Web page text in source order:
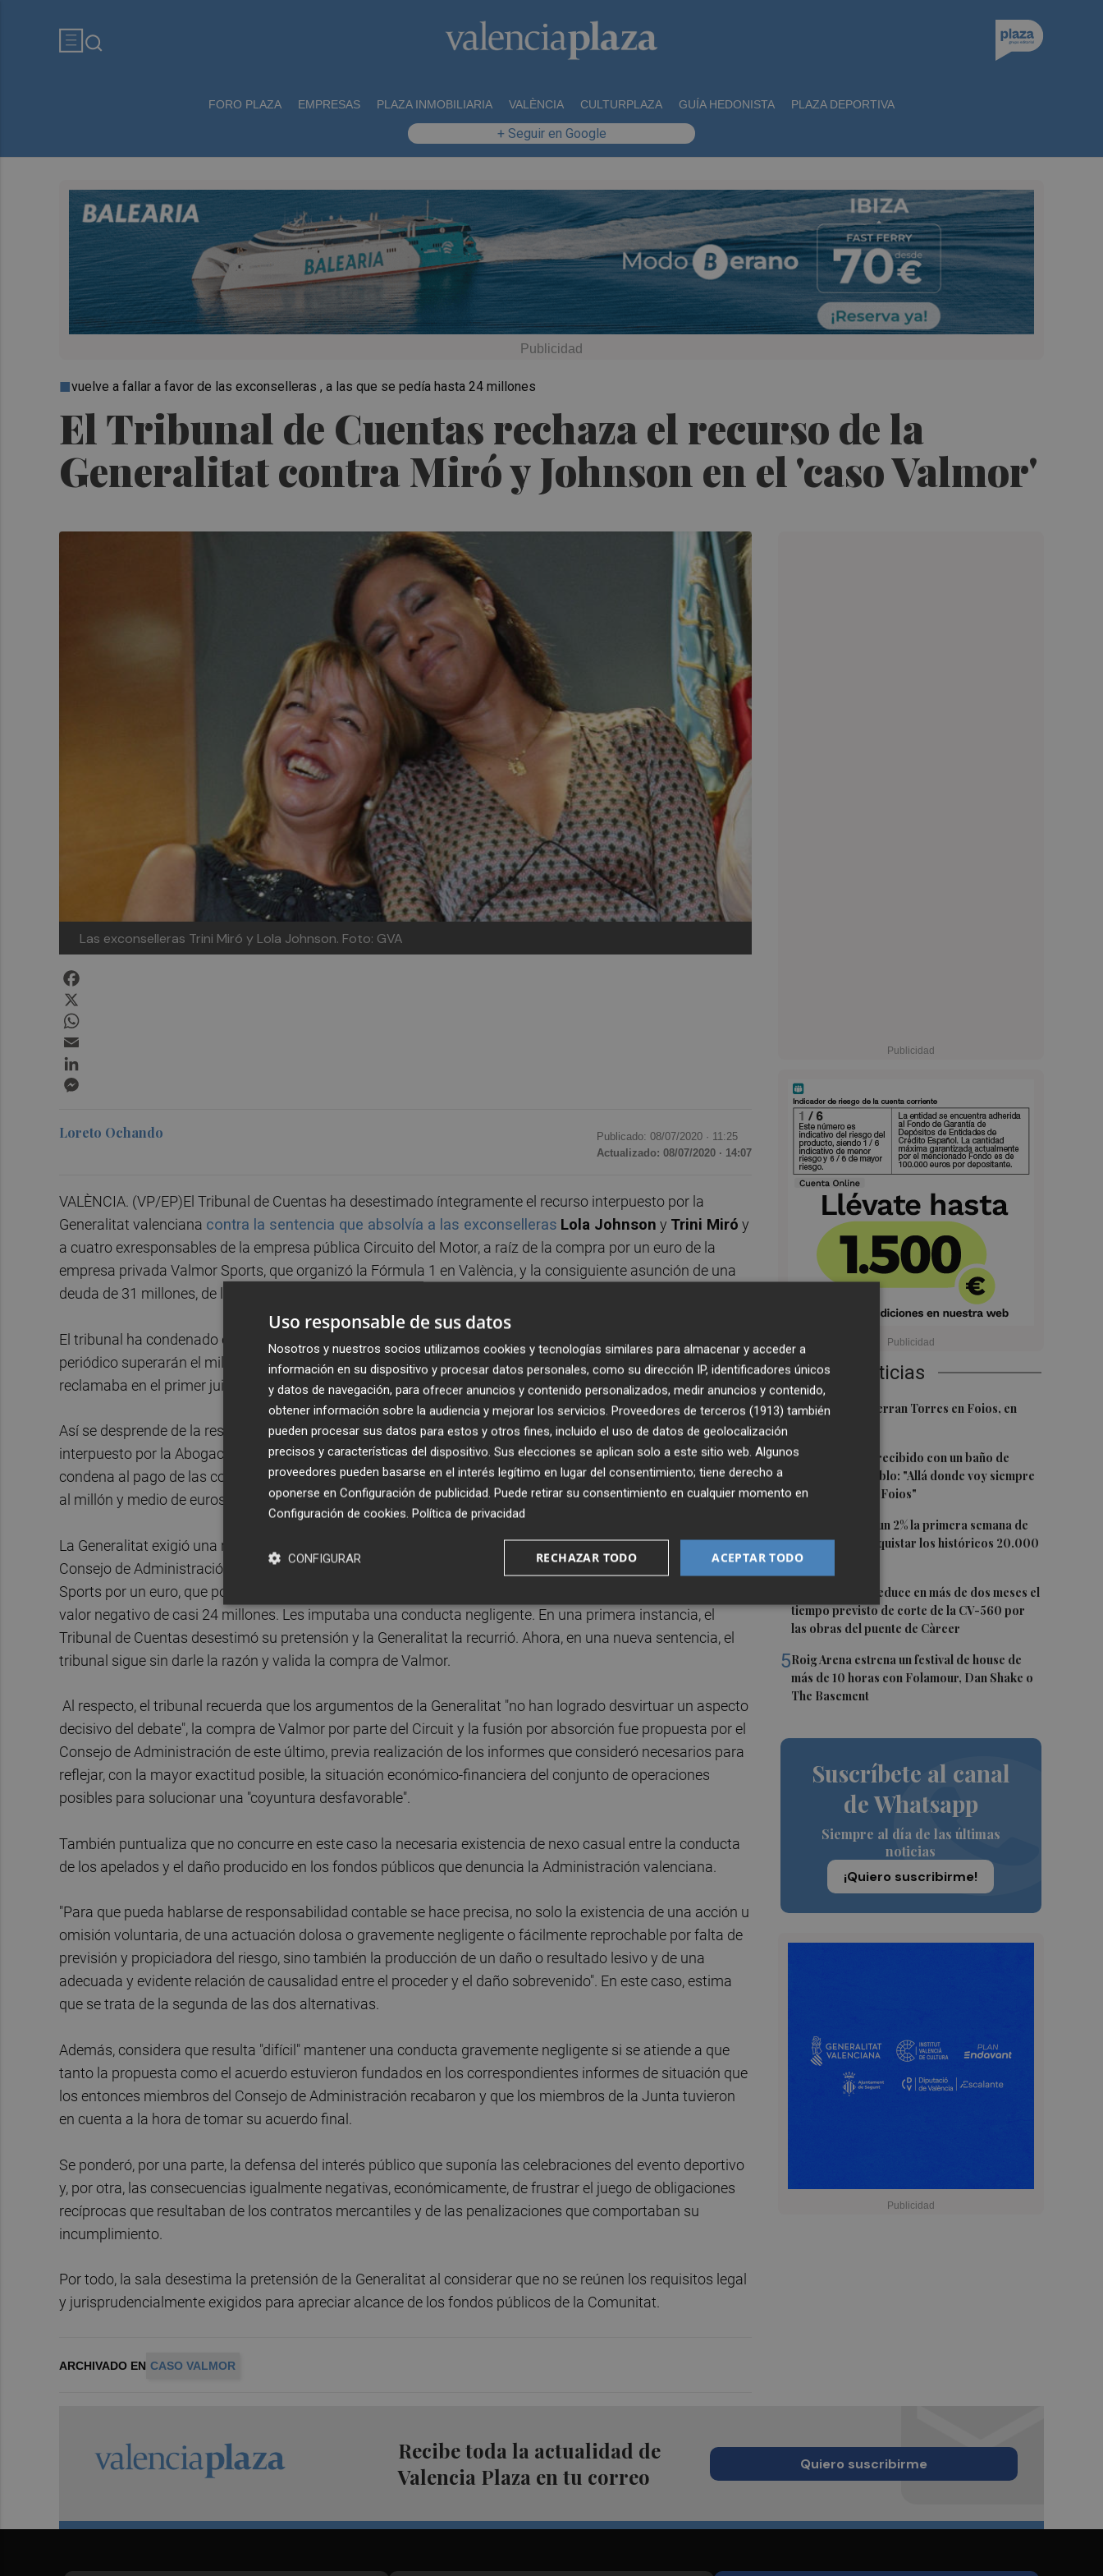
FORO PLAZA EMPRESAS PLAZA INMOBILIARIA VALÈNCIA CULTURPLAZA GUÍA HEDONISTA PLAZA DEPORTIVA
+ Seguir en Google
El Tribunal de Cuentas rechaza el recurso de la
Generalitat contra Miró y Johnson en el 'caso Valmor'
vuelve a fallar a favor de las exconselleras , a las que se pedía hasta 24 millones
Las exconselleras Trini Miró y Lola Johnson. Foto: GVA
Últimas Noticias
1El homenaje a Ferran Torres en Foios, en
2Ferran Torres, recibido con un baño de
masas en su pueblo: "Allá donde voy siempre
digo que soy de Foios"
El Ibex 35 sube un 2% la primera semana de
agosto tras conquistar los históricos 20.000
puntos
La Diputación reduce en más de dos meses el
tiempo previsto de corte de la CV-560 por
las obras del puente de Càrcer
5Roig Arena estrena un festival de house de
más de 10 horas con Folamour, Dan Shake o
The Basement
Suscríbete al canal
de Whatsapp
Siempre al día de las últimas
noticias
¡Quiero suscribirme!
Loreto Ochando Publicado: 08/07/2020 · 11:25
Actualizado: 08/07/2020 · 14:07
VALÈNCIA. (VP/EP)El Tribunal de Cuentas ha desestimado íntegramente el recurso interpuesto por la
Generalitat valenciana contra la sentencia que absolvía a las exconselleras Lola Johnson y Trini Miró y
a cuatro exresponsables de la empresa pública Circuito del Motor, a raíz de la compra por un euro de la
empresa privada Valmor Sports, que organizó la Fórmula 1 en València, y la consiguiente asunción de una
deuda de 31 millones, de los que 14 eran con la propia Generalitat.
El tribunal ha condenado en costas a la Generalitat, unas costas que según las fuentes consultadas por este
periódico superarán el millón de euros, ya que las mismas se calculan en función de la cantidad que se
reclamaba en el primer juicio, en este caso más de 24 millones.
Así se desprende de la resolución, a la que ha tenido acceso Europa Press, en la que se desestima el recurso
interpuesto por la Abogacía de la Generalitat contra un fallo anterior del mismo tribunal económico y le
condena al pago de las costas que, según estiman algunos letrados consultados, la cuantía podría ascender
al millón y medio de euros.
La Generalitat exigió una responsabilidad contable tanto a Johnson, a Miró como a otros miembros del
Consejo de Administración de Circuit del Motor por la compra en marzo de 2012 de la sociedad Valmor
Sports por un euro, que posteriormente fue fusionada por absorción, y que presentaba en ese momento un
valor negativo de casi 24 millones. Les imputaba una conducta negligente. En una primera instancia, el
Tribunal de Cuentas desestimó su pretensión y la Generalitat la recurrió. Ahora, en una nueva sentencia, el
tribunal sigue sin darle la razón y valida la compra de Valmor.
Al respecto, el tribunal recuerda que los argumentos de la Generalitat "no han logrado desvirtuar un aspecto
decisivo del debate", la compra de Valmor por parte del Circuit y la fusión por absorción fue propuesta por el
Consejo de Administración de este último, previa realización de los informes que consideró necesarios para
reflejar, con la mayor exactitud posible, la situación económico-financiera del conjunto de operaciones
posibles para solucionar una "coyuntura desfavorable".
También puntualiza que no concurre en este caso la necesaria existencia de nexo casual entre la conducta
de los apelados y el daño producido en los fondos públicos que denuncia la Administración valenciana.
"Para que pueda hablarse de responsabilidad contable se hace precisa, no solo la existencia de una acción u
omisión voluntaria, de una actuación dolosa o gravemente negligente o fácilmente reprochable por falta de
previsión y propiciadora del riesgo, sino también la producción de un daño o resultado lesivo y de una
adecuada y evidente relación de causalidad entre el proceder y el daño sobrevenido". En este caso, estima
que se trata de la segunda de las dos alternativas.
Además, considera que resulta "difícil" mantener una conducta gravemente negligente si se atiende a que
tanto la propuesta como el acuerdo estuvieron fundados en los correspondientes informes de situación que
los entonces miembros del Consejo de Administración recabaron y que los miembros de la Junta tuvieron
en cuenta a la hora de tomar su acuerdo final.
Se ponderó, por una parte, la defensa del interés público que suponía las celebraciones del evento deportivo
y, por otra, las consecuencias igualmente negativas, económicamente, de frustrar el juego de obligaciones
recíprocas que resultaban de los contratos mercantiles y de las penalizaciones que comportaban su
incumplimiento.
Por todo, la sala desestima la pretensión de la Generalitat al considerar que no se reúnen los requisitos legal
y jurisprudencialmente exigidos para apreciar alcance de los fondos públicos de la Comunitat.
ARCHIVADO EN CASO VALMOR
Recibe toda la actualidad de
Valencia Plaza en tu correo
Quiero suscribirme
Uso responsable de sus datos
Nosotros y nuestros socios utilizamos cookies y tecnologías similares para almacenar y acceder a
información en su dispositivo y procesar datos personales, como su dirección IP, identificadores únicos
y datos de navegación, para ofrecer anuncios y contenido personalizados, medir anuncios y contenido,
obtener información sobre la audiencia y mejorar los servicios. Proveedores de terceros (1913) también
pueden procesar sus datos para estos y otros fines, incluido el uso de datos de geolocalización
precisos y características del dispositivo. Sus elecciones se aplican solo a este sitio web. Algunos
proveedores pueden basarse en el interés legítimo en lugar del consentimiento; tiene derecho a
oponerse en Configuración de publicidad. Puede retirar su consentimiento en cualquier momento en
Configuración de cookies. Política de privacidad
ACEPTAR TODO
RECHAZAR TODO
CONFIGURAR